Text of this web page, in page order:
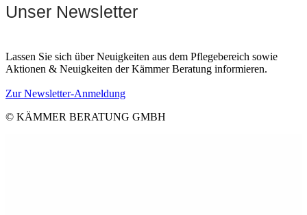
Unser Newsletter
Lassen Sie sich über Neuigkeiten aus dem Pflegebereich sowie
Aktionen & Neuigkeiten der Kämmer Beratung informieren.
Zur Newsletter-Anmeldung
© KÄMMER BERATUNG GMBH